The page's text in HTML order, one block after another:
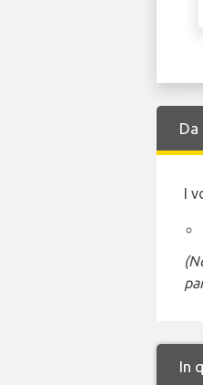
Da
I
In